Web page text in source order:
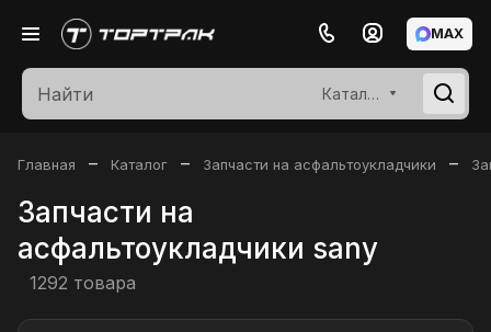
Каталог
MAX
Главная – Каталог – Запчасти на асфальтоукладчики –
Запчасти на
асфальтоукладчики sany
1292 товара